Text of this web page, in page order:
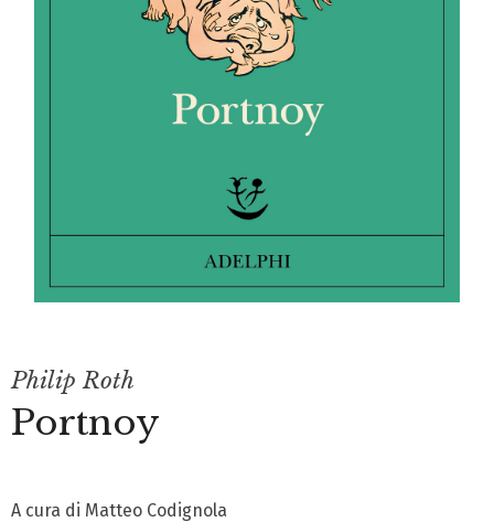
Philip Roth
Portnoy
A cura di Matteo Codignola